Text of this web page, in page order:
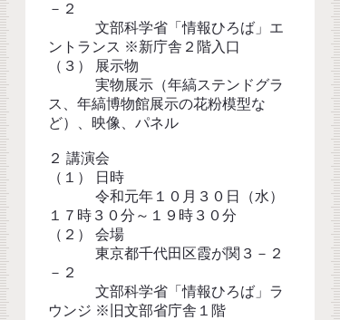
－２
文部科学省「情報ひろば」エ
ントランス ※新庁舎２階入口
（３） 展示物
実物展示（年縞ステンドグラ
ス、年縞博物館展示の花粉模型な
ど）、映像、パネル
２ 講演会
（１） 日時
令和元年１０月３０日（水）
１７時３０分～１９時３０分
（２） 会場
東京都千代田区霞が関３－２
－２
文部科学省「情報ひろば」ラ
ウンジ ※旧文部省庁舎１階